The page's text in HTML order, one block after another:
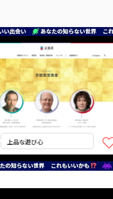
上品な遊び心